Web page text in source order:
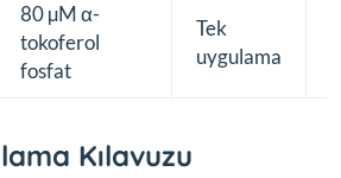
80 µM α-
tokoferol
fosfat
Tek
uygulama
Kılavuzu